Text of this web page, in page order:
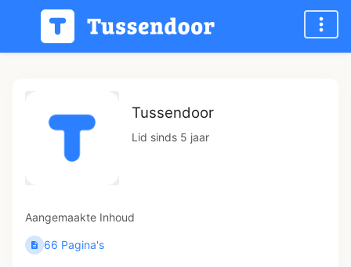
Tussendoor
Lid sinds 5 jaar
Aangemaakte Inhoud
66 Pagina's